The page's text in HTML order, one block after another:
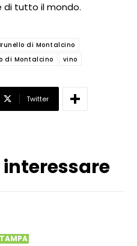
di tutto il mondo.
di Montalcino
di Montalcino
vino
Twitter
interessare